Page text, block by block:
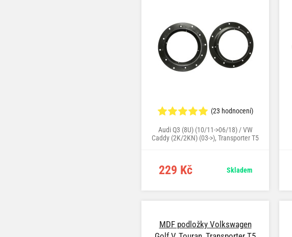
(23 hodnocení)
Audi Q3 (8U) (10/11->06/18) / VW
Caddy (2K/2KN) (03->), Transporter T5
(1KM) / VI (16) (09/05->), Passat (B8)
Yeti (09/09->)
229 Kč Skladem
MDF podložky Volkswagen